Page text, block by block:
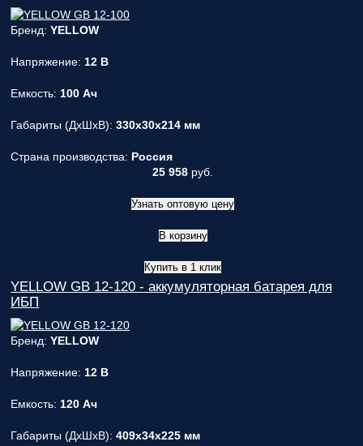
Бренд: YELLOW
Напряжение: 12 В
Емкость: 100 Ач
Габариты (ДxШxВ): 330x30x214 мм
Страна производства: Россия
25 958 руб.
Узнать оптовую цену
В корзину
Купить в 1 клик
YELLOW GB 12-120 - аккумуляторная батарея для
ИБП
Бренд: YELLOW
Напряжение: 12 В
Емкость: 120 Ач
Габариты (ДxШxВ): 409x34x225 мм